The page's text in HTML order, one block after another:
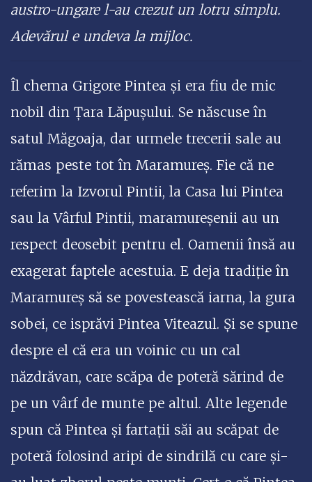
austro-ungare l-au crezut un lotru simplu.
Adevărul e undeva la mijloc.
Îl chema Grigore Pintea și era fiu de mic
nobil din Țara Lăpușului. Se născuse în
satul Măgoaja, dar urmele trecerii sale au
rămas peste tot în Maramureș. Fie că ne
referim la Izvorul Pintii, la Casa lui Pintea
sau la Vârful Pintii, maramureșenii au un
respect deosebit pentru el. Oamenii însă au
exagerat faptele acestuia. E deja tradiție în
Maramureș să se povestească iarna, la gura
sobei, ce isprăvi Pintea Viteazul. Și se spune
despre el că era un voinic cu un cal
năzdrăvan, care scăpa de poteră sărind de
pe un vârf de munte pe altul. Alte legende
spun că Pintea și fartații săi au scăpat de
poteră folosind aripi de sindrilă cu care și-